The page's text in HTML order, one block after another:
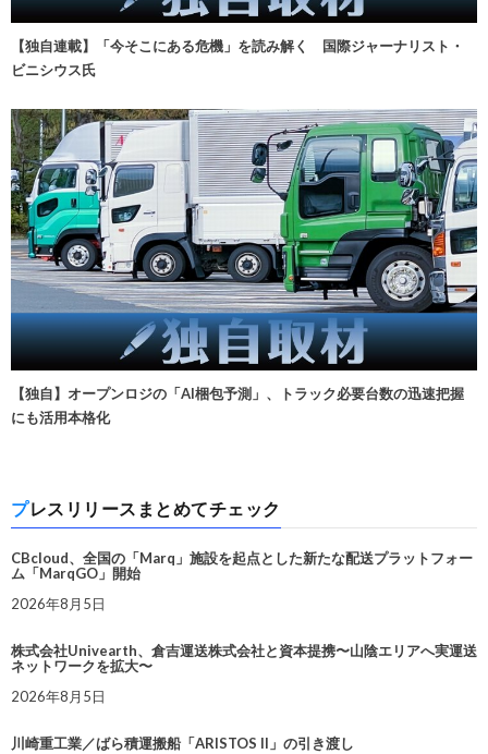
【独自連載】「今そこにある危機」を読み解く 国際ジャーナリスト・
ビニシウス氏
【独自】オープンロジの「AI梱包予測」、トラック必要台数の迅速把握
にも活用本格化
プレスリリースまとめてチェック
CBcloud、全国の「Marq」施設を起点とした新たな配送プラットフォー
ム「MarqGO」開始
2026年8月5日
株式会社Univearth、倉吉運送株式会社と資本提携〜山陰エリアへ実運送
ネットワークを拡大〜
2026年8月5日
川崎重工業／ばら積運搬船「ARISTOS II」の引き渡し